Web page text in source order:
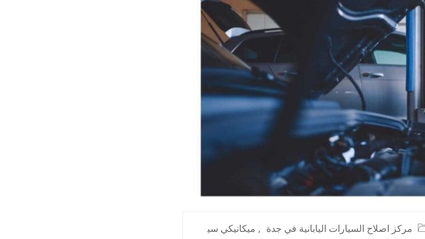
مركز اصلاح السيارات اليابانية في جدة , ميكانيكي سي